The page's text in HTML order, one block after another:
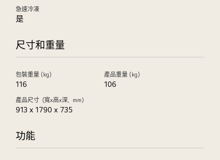
急速冷凍
是
尺寸和重量
包裝重量 (kg)
116
產品重量 (kg)
106
產品尺寸（寬x高x深，mm）
913 x 1790 x 735
功能